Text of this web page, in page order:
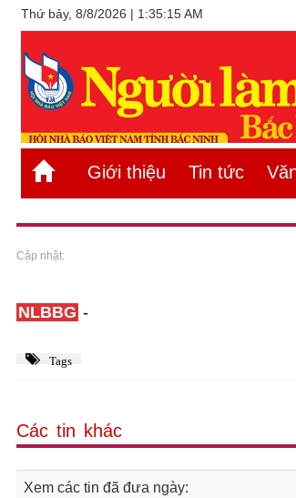
Thứ bảy, 8/8/2026 | 1:35:15 AM
Giới thiệu Tin tức
Cập nhật:
NLBBG -
Tags
Các tin khác
Xem các tin đã đưa ngày: